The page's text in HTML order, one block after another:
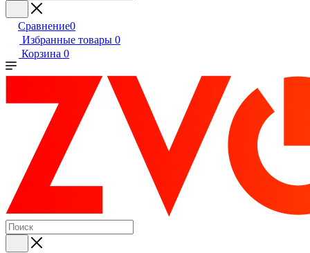
Сравнение0
Избранные товары 0
Корзина 0